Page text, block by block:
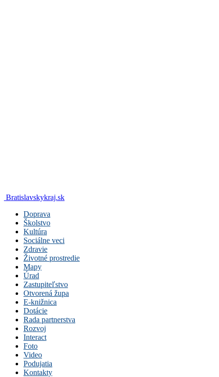
Bratislavskykraj.sk
Doprava
Školstvo
Kultúra
Sociálne veci
Zdravie
Životné prostredie
Mapy
Úrad
Zastupiteľstvo
Otvorená župa
E-knižnica
Dotácie
Rada partnerstva
Rozvoj
Interact
Foto
Video
Podujatia
Kontakty